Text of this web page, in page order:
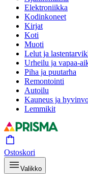
Elektroniikka
Kodinkoneet
Kirjat
Koti
Muoti
Lelut ja
Urheilu ja vapaa-
Piha ja puutarha
Remontointi
Autoilu
Kauneus ja
Lemmikit
Ostoskori
Valikko